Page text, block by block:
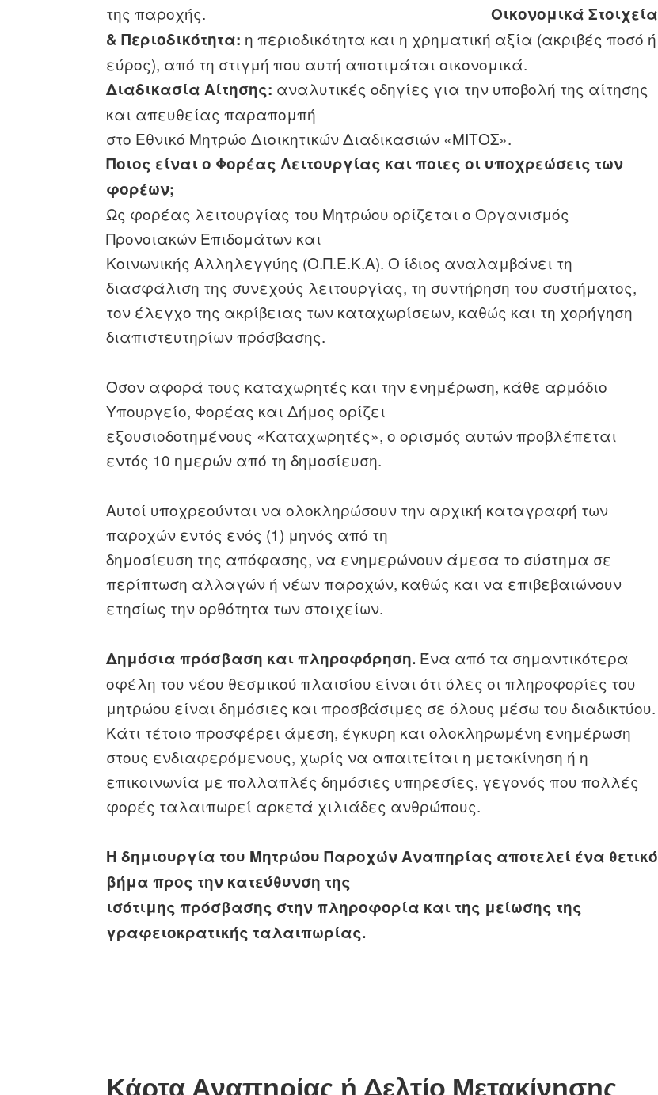
της παροχής.Οικονομικά Στοιχεία
& Περιοδικότητα: η περιοδικότητα και η χρηματική αξία (ακριβές ποσό ή
εύρος), από τη στιγμή που αυτή αποτιμάται οικονομικά.
Διαδικασία Αίτησης: αναλυτικές οδηγίες για την υποβολή της αίτησης
και απευθείας παραπομπή
στο Εθνικό Μητρώο Διοικητικών Διαδικασιών «ΜΙΤΟΣ».
Ποιος είναι ο Φορέας Λειτουργίας και ποιες οι υποχρεώσεις των
φορέων;
Ως φορέας λειτουργίας του Μητρώου ορίζεται ο Οργανισμός
Προνοιακών Επιδομάτων και
Κοινωνικής Αλληλεγγύης (Ο.Π.Ε.Κ.Α). Ο ίδιος αναλαμβάνει τη
διασφάλιση της συνεχούς λειτουργίας, τη συντήρηση του συστήματος,
τον έλεγχο της ακρίβειας των καταχωρίσεων, καθώς και τη χορήγηση
διαπιστευτηρίων πρόσβασης.
Όσον αφορά τους καταχωρητές και την ενημέρωση, κάθε αρμόδιο
Υπουργείο, Φορέας και Δήμος ορίζει
εξουσιοδοτημένους «Καταχωρητές», ο ορισμός αυτών προβλέπεται
εντός 10 ημερών από τη δημοσίευση.
Αυτοί υποχρεούνται να ολοκληρώσουν την αρχική καταγραφή των
παροχών εντός ενός (1) μηνός από τη
δημοσίευση της απόφασης, να ενημερώνουν άμεσα το σύστημα σε
περίπτωση αλλαγών ή νέων παροχών, καθώς και να επιβεβαιώνουν
ετησίως την ορθότητα των στοιχείων.
Δημόσια πρόσβαση και πληροφόρηση. Ένα από τα σημαντικότερα
οφέλη του νέου θεσμικού πλαισίου είναι ότι όλες οι πληροφορίες του
μητρώου είναι δημόσιες και προσβάσιμες σε όλους μέσω του διαδικτύου.
Κάτι τέτοιο προσφέρει άμεση, έγκυρη και ολοκληρωμένη ενημέρωση
στους ενδιαφερόμενους, χωρίς να απαιτείται η μετακίνηση ή η
επικοινωνία με πολλαπλές δημόσιες υπηρεσίες, γεγονός που πολλές
φορές ταλαιπωρεί αρκετά χιλιάδες ανθρώπους.
Η δημιουργία του Μητρώου Παροχών Αναπηρίας αποτελεί ένα θετικό
βήμα προς την κατεύθυνση της
ισότιμης πρόσβασης στην πληροφορία και της μείωσης της
γραφειοκρατικής ταλαιπωρίας.
Κάρτα Αναπηρίας ή Δελτίο Μετακίνησης